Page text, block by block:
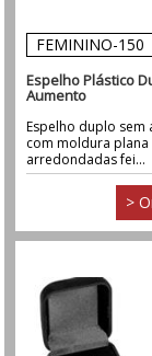
FEMININO-150
Espelho Plástico
Aumento
Espelho duplo sem
com moldura
arredondadas fei...
>